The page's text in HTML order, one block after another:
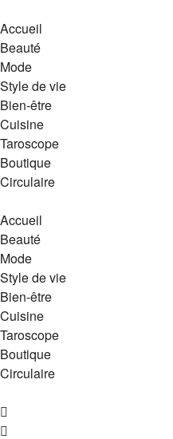
Accueil
Beauté
Mode
Style de vie
Bien-être
Cuisine
Taroscope
Boutique
Circulaire
Accueil
Beauté
Mode
Style de vie
Bien-être
Cuisine
Taroscope
Boutique
Circulaire